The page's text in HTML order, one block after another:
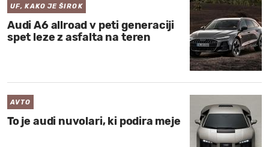
UF, KAKO JE ŠIROK
Audi A6 allroad v peti generaciji
spet leze z asfalta na teren
AVTO
To je audi nuvolari, ki podira meje